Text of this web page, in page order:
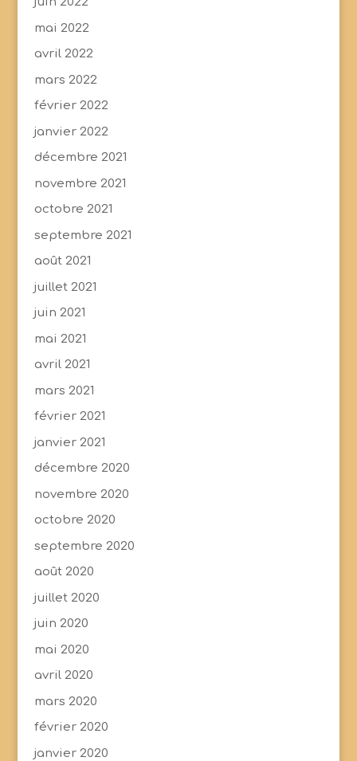
mai 2022
avril 2022
mars 2022
février 2022
janvier 2022
décembre 2021
novembre 2021
octobre 2021
septembre 2021
août 2021
juillet 2021
juin 2021
mai 2021
avril 2021
mars 2021
février 2021
janvier 2021
décembre 2020
novembre 2020
octobre 2020
septembre 2020
août 2020
juillet 2020
juin 2020
mai 2020
avril 2020
mars 2020
février 2020
janvier 2020